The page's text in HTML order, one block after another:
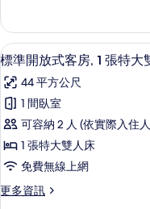
的
所
有
相
片
一
室
房
詳
情
顯
示
標
準
開
放
客
7
標準開放式客房, 1 張特大
44 平方公尺
1 間臥室
可容納 2 人 (依實際入住
1 張特大雙人床
免費無線上網
更多資訊
更